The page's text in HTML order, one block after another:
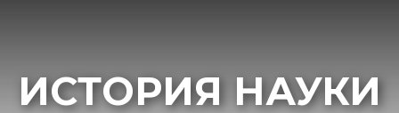
ИСТОРИЯ НАУКИ